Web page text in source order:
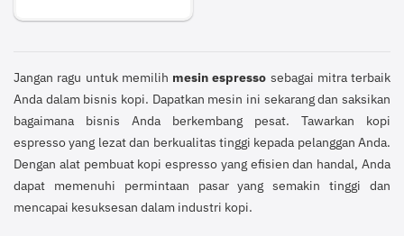
Jangan ragu untuk memilih mesin espresso sebagai mitra terbaik
Anda dalam bisnis kopi. Dapatkan mesin ini sekarang dan saksikan
bagaimana bisnis Anda berkembang pesat. Tawarkan kopi
espresso yang lezat dan berkualitas tinggi kepada pelanggan Anda.
Dengan alat pembuat kopi espresso yang efisien dan handal, Anda
dapat memenuhi permintaan pasar yang semakin tinggi dan
mencapai kesuksesan dalam industri kopi.